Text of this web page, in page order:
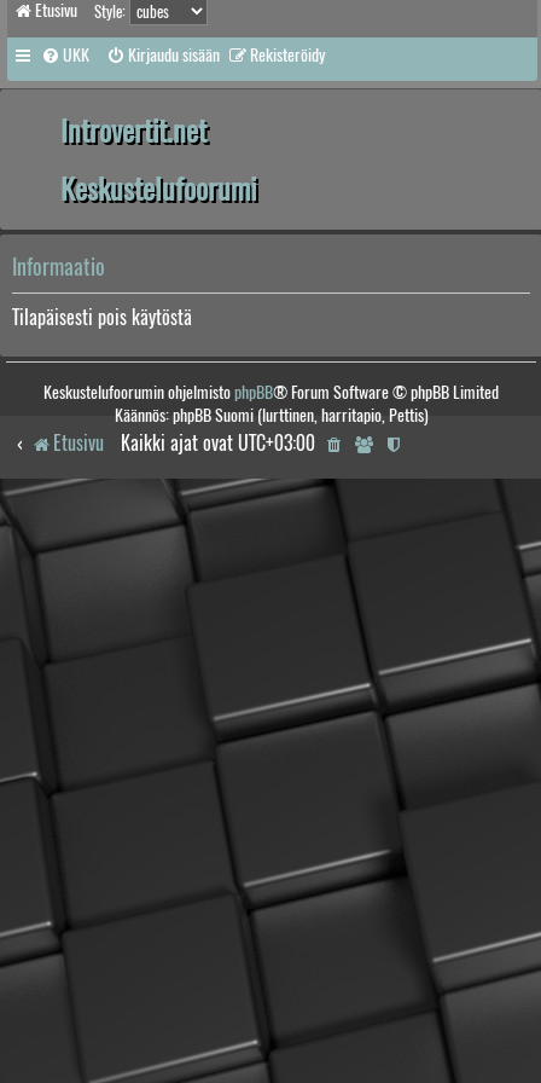
Etusivu Style:
UKK Kirjaudu sisään Rekisteröidy
Introvertit.net
Keskustelufoorumi
Informaatio
Tilapäisesti pois käytöstä
Keskustelufoorumin ohjelmistophpBB® Forum Software © phpBB Limited
Käännös: phpBB Suomi (lurttinen, harritapio, Pettis)
Etusivu Kaikki ajat ovat UTC+03:00